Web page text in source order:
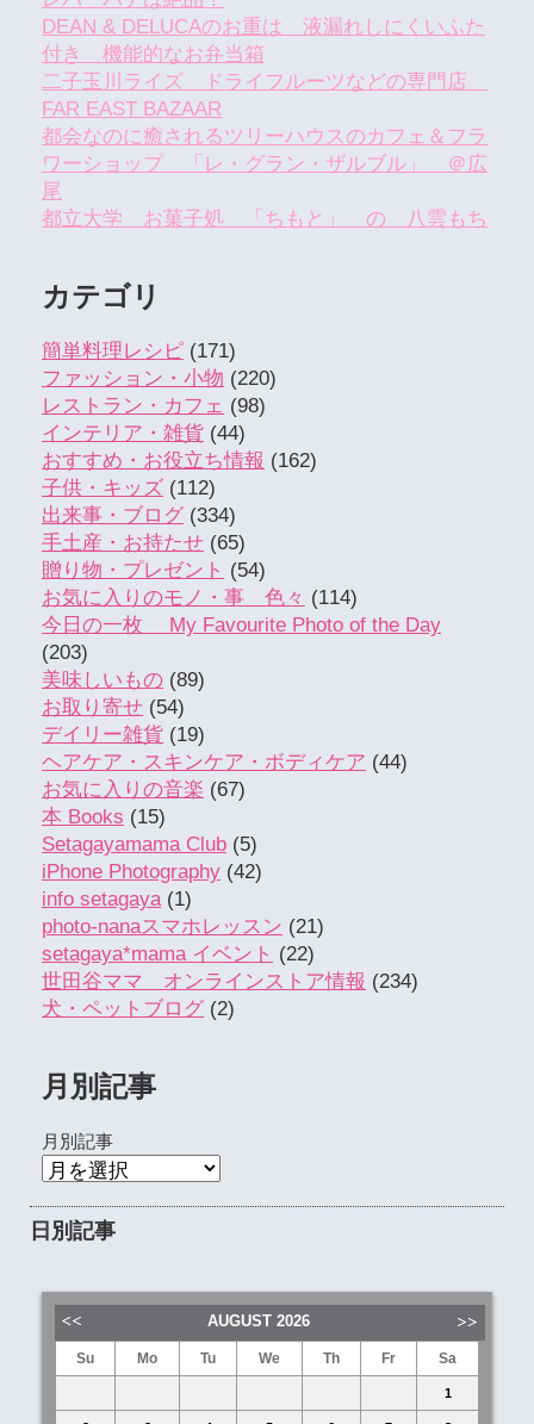
DEAN & DELUCAのお重は 液漏れしにくいふた
付き 機能的なお弁当箱
二子玉川ライズ ドライフルーツなどの専門店
FAR EAST BAZAAR
都会なのに癒されるツリーハウスのカフェ＆フラ
ワーショップ 「レ・グラン・ザルブル」 ＠広
尾
都立大学 お菓子処 「ちもと」 の 八雲もち
カテゴリ
簡単料理レシピ (171)
ファッション・小物 (220)
レストラン・カフェ (98)
インテリア・雑貨 (44)
おすすめ・お役立ち情報 (162)
子供・キッズ (112)
出来事・ブログ (334)
手土産・お持たせ (65)
贈り物・プレゼント (54)
お気に入りのモノ・事 色々 (114)
今日の一枚 My Favourite Photo of the Day
(203)
美味しいもの (89)
お取り寄せ (54)
デイリー雑貨 (19)
ヘアケア・スキンケア・ボディケア (44)
お気に入りの音楽 (67)
本 Books (15)
Setagayamama Club (5)
iPhone Photography (42)
info setagaya(1)
photo-nanaスマホレッスン (21)
setagaya*mama イベント (22)
世田谷ママ オンラインストア情報 (234)
犬・ペットブログ (2)
月別記事
月別記事
日別記事
AUGUST 2026
Su Mo Tu We Th Fr Sa
1